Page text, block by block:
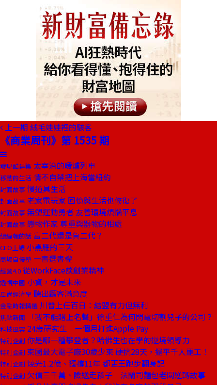
上一期 絨毛娃娃裡的駭客
《商業周刊》第 1535 期
發現酷建築 太宰治的暖爐列車
移動的生活 情不自禁把上海當紐約
封面故事 慢道具生活
封面故事 老家電玩家 回憶與生活也修復了
封面故事 無塑運動勇者 友善環境煩惱平息
封面故事 戀物作家 尊重與器物的相處
總編輯的話 富二代還是負二代？
CEO上線 小黑雁的三天
商場自慢塾 一書選書權
經營4.0 從WorkFace談創業精神
透視中國 小資，才是未來
風尚經濟學 聽出顧客滿意度
金融時報精選 川普上任百日：結盟有力但無利
焦點新聞 「我不能賭上名聲」徐重仁為何閃電切割兒子的公司？
科技風雲 24歲研究生 一個月打進Apple Pay
特別企劃 你是哪一種攀登者？哈佛生也在學的逆境領導力
特別企劃 柬國最大電子廠30歲少東 硬抗28天，擺平千人罷工！
特別企劃 燒光1.2億、獨撐11年 都更王跑步翻身記
特別企劃 欠債三千萬、險送走孩子 法蘭司麵包老闆逆轉故事